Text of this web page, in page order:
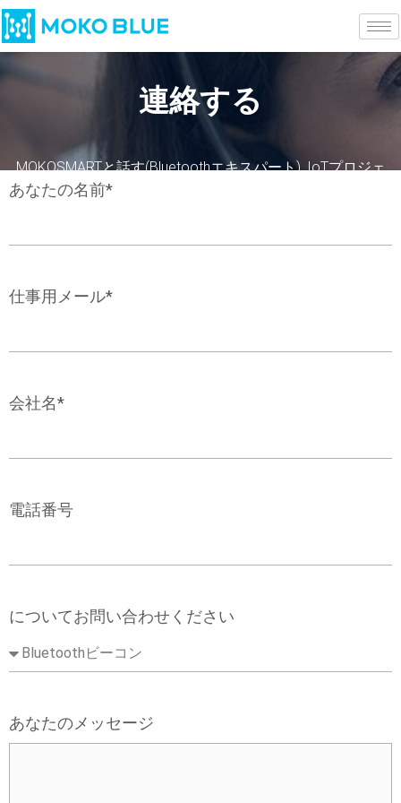
連絡する
MOKOSMARTと話す(Bluetoothエキスパート), IoTプロジェ
クトについて話し合いましょう.
あなたの名前*
仕事用メール*
会社名*
電話番号
についてお問い合わせください
あなたのメッセージ